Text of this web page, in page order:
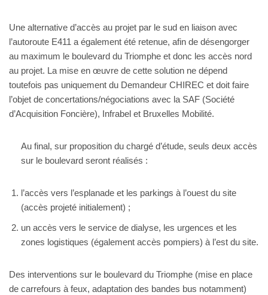
Une alternative d’accès au projet par le sud en liaison avec
l’autoroute E411 a également été retenue, afin de désengorger
au maximum le boulevard du Triomphe et donc les accès nord
au projet. La mise en œuvre de cette solution ne dépend
toutefois pas uniquement du Demandeur CHIREC et doit faire
l’objet de concertations/négociations avec la SAF (Société
d’Acquisition Foncière), Infrabel et Bruxelles Mobilité.
Au final, sur proposition du chargé d’étude, seuls deux accès
sur le boulevard seront réalisés :
l’accès vers l’esplanade et les parkings à l’ouest du site
(accès projeté initialement) ;
un accès vers le service de dialyse, les urgences et les
zones logistiques (également accès pompiers) à l’est du site.
Des interventions sur le boulevard du Triomphe (mise en place
de carrefours à feux, adaptation des bandes bus notamment)